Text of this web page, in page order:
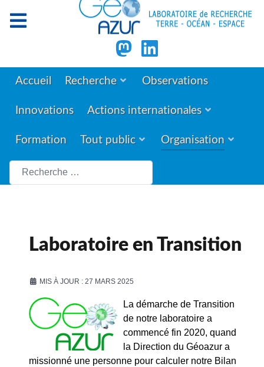
Accueil Recherche Observations
Innovations Actions internationales
Formation Tout public Organisation
Rechercher
Laboratoire en Transition
MIS À JOUR : 27 MARS 2025
La démarche de Transition
de notre laboratoire a
commencé fin 2020, quand
la Direction du Géoazur a
missionné une personne pour calculer notre Bilan